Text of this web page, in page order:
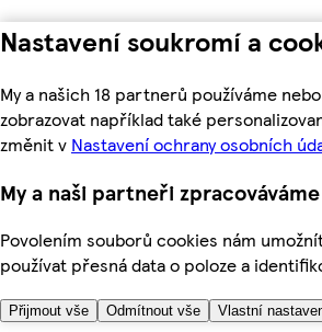
Nastavení soukromí a
My a našich 18 partnerů používáme
zobrazovat například také
změnit v Nastavení ochrany osobních
My a naši partneři
Povolením souborů cookies nám
používat přesná data o poloze a
Přijmout vše Odmítnout vše Vlastní